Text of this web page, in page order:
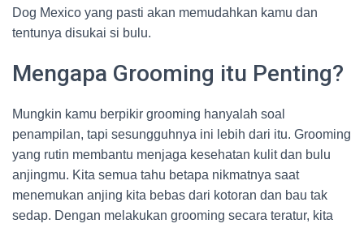
Dog Mexico yang pasti akan memudahkan kamu dan
tentunya disukai si bulu.
Mengapa Grooming itu Penting?
Mungkin kamu berpikir grooming hanyalah soal
penampilan, tapi sesungguhnya ini lebih dari itu. Grooming
yang rutin membantu menjaga kesehatan kulit dan bulu
anjingmu. Kita semua tahu betapa nikmatnya saat
menemukan anjing kita bebas dari kotoran dan bau tak
sedap. Dengan melakukan grooming secara teratur, kita